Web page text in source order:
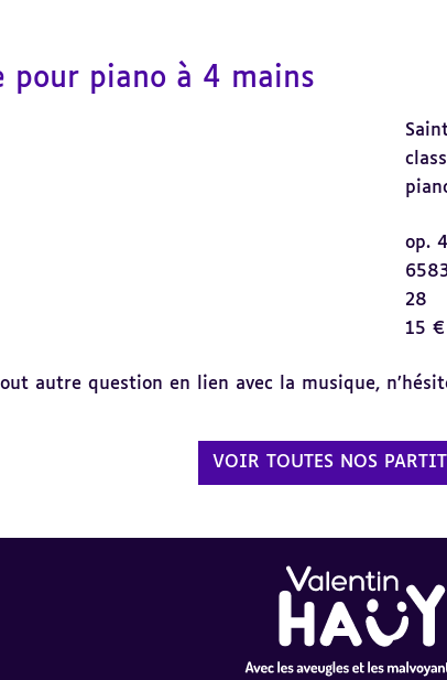
pour piano à 4 mains
op.
28
15 €
autre question en lien avec la musique,
VOIR TOUTES NOS